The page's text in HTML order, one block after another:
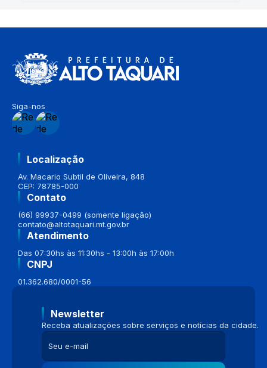
Siga-nos
Localização
Av. Macario Subtil de Oliveira, 848
CEP: 78785-000
Contato
(66) 99937-0499 (somente ligação)
contato@altotaquari.mt.gov.br
Atendimento
Das 07:30hs às 11:30hs - 13:00h às 17:00h
CNPJ
01.362.680/0001-56
Newsletter
Receba atualizações sobre serviços e notícias da cidade.